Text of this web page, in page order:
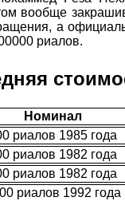
вообще
а
риалов.
Номинал
риалов 1985 года
риалов 1982 года
риалов 1982 года
риалов 1992 года